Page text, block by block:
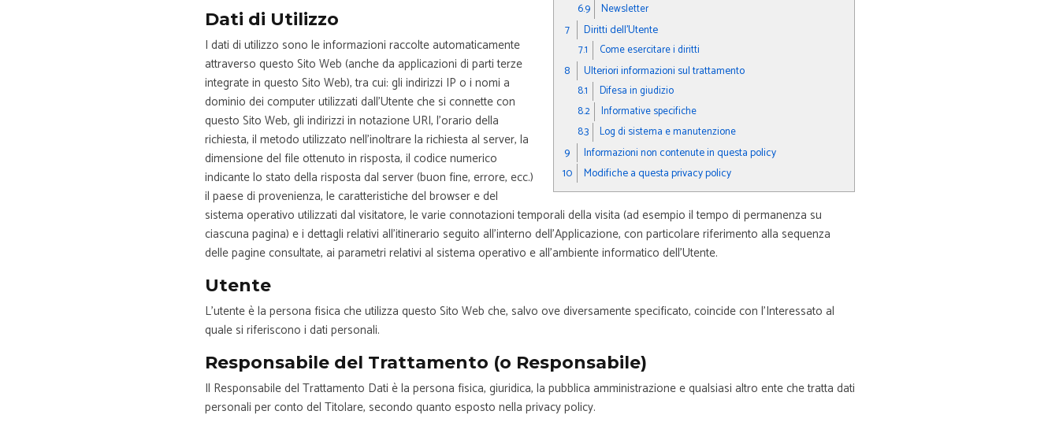
6.9
Newsletter
7 Diritti dell’Utente
7.1 Come esercitare i diritti
8 Ulteriori informazioni sul trattamento
8.1
Difesa in giudizio
8.2
Informative specifiche
8.3
Log di sistema e manutenzione
9
Informazioni non contenute in questa policy
10
Modifiche a questa privacy policy
Dati di Utilizzo
I dati di utilizzo sono le informazioni raccolte automaticamente
attraverso questo Sito Web (anche da applicazioni di parti terze
integrate in questo Sito Web), tra cui: gli indirizzi IP o i nomi a
dominio dei computer utilizzati dall’Utente che si connette con
questo Sito Web, gli indirizzi in notazione URI, l’orario della
richiesta, il metodo utilizzato nell’inoltrare la richiesta al server, la
dimensione del file ottenuto in risposta, il codice numerico
indicante lo stato della risposta dal server (buon fine, errore, ecc.)
il paese di provenienza, le caratteristiche del browser e del
sistema operativo utilizzati dal visitatore, le varie connotazioni temporali della visita (ad esempio il tempo di permanenza su
ciascuna pagina) e i dettagli relativi all’itinerario seguito all’interno dell’Applicazione, con particolare riferimento alla sequenza
delle pagine consultate, ai parametri relativi al sistema operativo e all’ambiente informatico dell’Utente.
Utente
L’utente è la persona fisica che utilizza questo Sito Web che, salvo ove diversamente specificato, coincide con l’Interessato al
quale si riferiscono i dati personali.
Responsabile del Trattamento (o Responsabile)
Il Responsabile del Trattamento Dati è la persona fisica, giuridica, la pubblica amministrazione e qualsiasi altro ente che tratta dati
personali per conto del Titolare, secondo quanto esposto nella privacy policy.